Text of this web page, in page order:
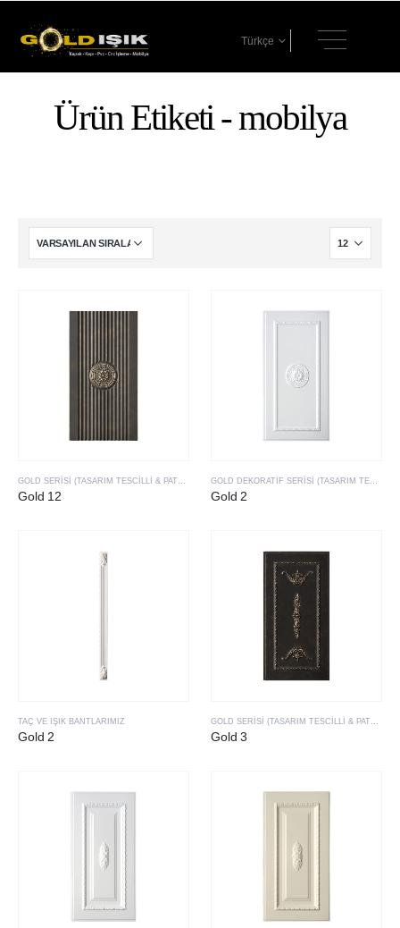
Türkçe
Ürün Etiketi - mobilya
GOLD SERISI (TASARIM TESCILLI & PATENTLI ÜRÜLERIMIZ)
Gold 12
GOLD DEKORATIF SERISI (TASARIM TESCILLI & PATENTLI ÜRÜLERIMIZ)
Gold 2
TAÇ VE IŞIK BANTLARIMIZ
Gold 2 Gold 3